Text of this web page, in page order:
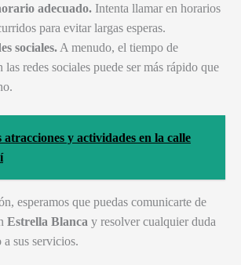
adecuado. Intenta llamar en horarios
para evitar largas esperas.
sociales. A menudo, el tiempo de
las redes sociales puede ser más rápido que
atracciones y actividades en la calle
esperamos que puedas comunicarte de
Estrella Blanca y resolver cualquier duda
a sus servicios.